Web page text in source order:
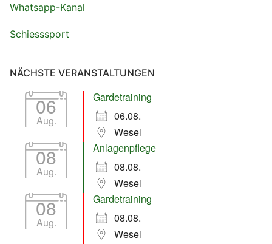
Whatsapp-Kanal
Schiesssport
NÄCHSTE VERANSTALTUNGEN
06
Aug.
Gardetraining
06.08.
Wesel
08
Aug.
Anlagenpflege
08.08.
Wesel
08
Aug.
Gardetraining
08.08.
Wesel